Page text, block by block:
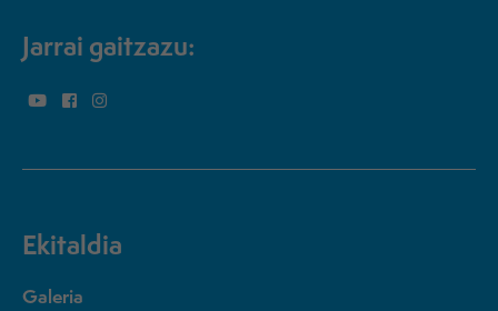
Jarrai gaitzazu:
Ekitaldia
Galeria